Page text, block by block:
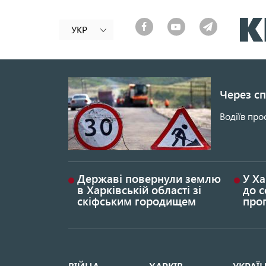
УКР
Через
Водіїв
Державі повернули землю
в Харківській області зі
скіфським городищем
У
до